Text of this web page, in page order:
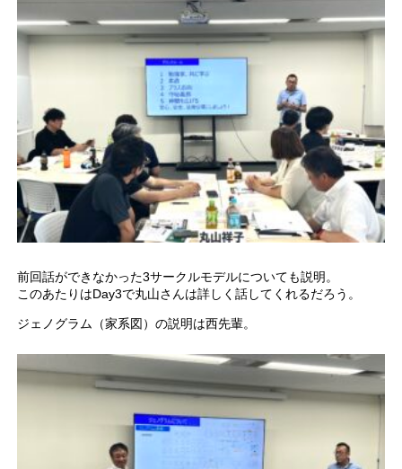
前回話ができなかった3サークルモデルについても説明。
このあたりはDay3で丸山さんは詳しく話してくれるだろう。
ジェノグラム（家系図）の説明は西先輩。